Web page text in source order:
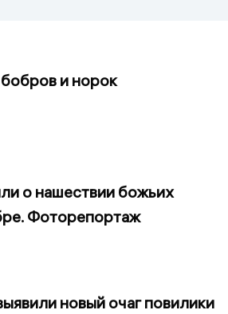
и норок
о нашествии божьих
Фоторепортаж
новый очаг повилики